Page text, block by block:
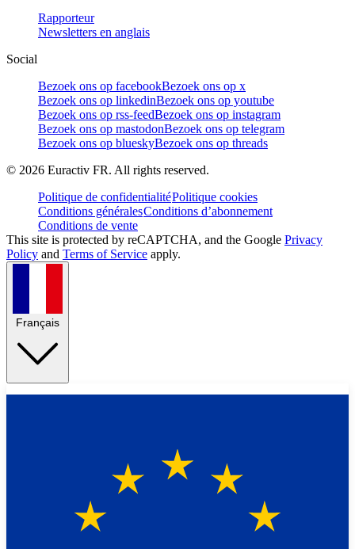
Rapporteur
Newsletters en anglais
Social
Bezoek ons op facebookBezoek ons op x
Bezoek ons op linkedinBezoek ons op youtube
Bezoek ons op rss-feedBezoek ons op instagram
Bezoek ons op mastodonBezoek ons op telegram
Bezoek ons op blueskyBezoek ons op threads
© 2026 Euractiv FR. All rights reserved.
Politique de confidentialitéPolitique cookies
Conditions généralesConditions d’abonnement
Conditions de vente
This site is protected by reCAPTCHA, and the Google Privacy
Policy and Terms of Service apply.
Français